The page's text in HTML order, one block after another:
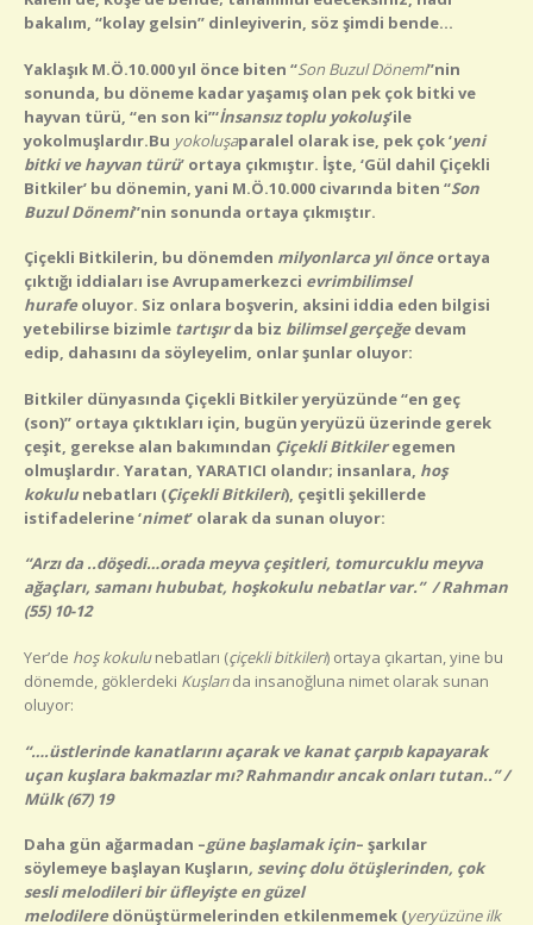
bakalım, “kolay gelsin” dinleyiverin, söz şimdi bende…
Yaklaşık M.Ö.10.000 yıl önce biten “Son Buzul Dönemi”nin
sonunda, bu döneme kadar yaşamış olan pek çok bitki ve
hayvan türü, “en son ki”‘İnsansız toplu yokoluş’ile
yokolmuşlardır.Bu yokoluşaparalel olarak ise, pek çok ‘yeni
bitki ve hayvan türü’ ortaya çıkmıştır. İşte, ‘Gül dahil Çiçekli
Bitkiler’ bu dönemin, yani M.Ö.10.000 civarında biten “Son
Buzul Dönemi”nin sonunda ortaya çıkmıştır.
Çiçekli Bitkilerin, bu dönemden milyonlarca yıl önceortaya
çıktığı iddiaları ise Avrupamerkezci evrimbilimsel
hurafeoluyor. Siz onlara boşverin, aksini iddia eden bilgisi
yetebilirse bizimle tartışırda biz bilimsel gerçeğedevam
edip, dahasını da söyleyelim, onlar şunlar oluyor:
Bitkiler dünyasında Çiçekli Bitkiler yeryüzünde “en geç
(son)” ortaya çıktıkları için, bugün yeryüzü üzerinde gerek
çeşit, gerekse alan bakımından Çiçekli Bitkileregemen
olmuşlardır. Yaratan, YARATICI olandır; insanlara, hoş
kokulu nebatları (Çiçekli Bitkileri), çeşitli şekillerde
istifadelerine ‘nimet’ olarak da sunan oluyor:
“Arzı da ..döşedi…orada meyva çeşitleri, tomurcuklu meyva
ağaçları, samanı hububat, hoşkokulu nebatlar var.” / Rahman
(55) 10-12
Yer’de hoş kokulunebatları (çiçekli bitkileri) ortaya çıkartan, yine bu
dönemde, göklerdeki Kuşlarıda insanoğluna nimet olarak sunan
oluyor:
“….üstlerinde kanatlarını açarak ve kanat çarpıb kapayarak
uçan kuşlara bakmazlar mı? Rahmandır ancak onları tutan..” /
Mülk (67) 19
Daha gün ağarmadan –güne başlamak için– şarkılar
söylemeye başlayan Kuşların, sevinç dolu ötüşlerinden, çok
sesli melodileri bir üfleyişte en güzel
melodileredönüştürmelerinden etkilenmemek (yeryüzüne ilk